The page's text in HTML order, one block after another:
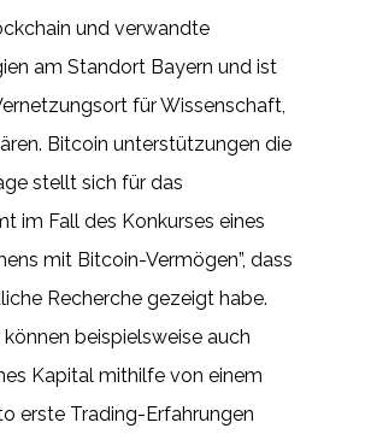
und verwandte
am Standort Bayern und ist
für Wissenschaft,
Bitcoin unterstützungen die
stellt sich für das
im Fall des Konkurses eines
mit Bitcoin-Vermögen”, dass
Recherche gezeigt habe.
können beispielsweise auch
Kapital mithilfe von einem
erste Trading-Erfahrungen